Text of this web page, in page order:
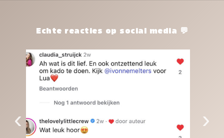
het waard.Echte reacties op social media 💬
‹ ›